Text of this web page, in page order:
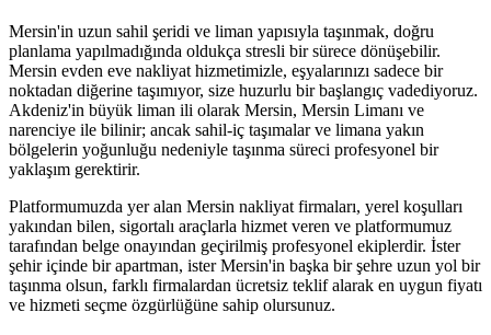
Mersin'in uzun sahil şeridi ve liman yapısıyla taşınmak, doğru
planlama yapılmadığında oldukça stresli bir sürece dönüşebilir.
Mersin evden eve nakliyat hizmetimizle, eşyalarınızı sadece bir
noktadan diğerine taşımıyor, size huzurlu bir başlangıç vadediyoruz.
Akdeniz'in büyük liman ili olarak Mersin, Mersin Limanı ve
narenciye ile bilinir; ancak sahil-iç taşımalar ve limana yakın
bölgelerin yoğunluğu nedeniyle taşınma süreci profesyonel bir
yaklaşım gerektirir.
Platformumuzda yer alan Mersin nakliyat firmaları, yerel koşulları
yakından bilen, sigortalı araçlarla hizmet veren ve platformumuz
tarafından belge onayından geçirilmiş profesyonel ekiplerdir. İster
şehir içinde bir apartman, ister Mersin'in başka bir şehre uzun yol bir
taşınma olsun, farklı firmalardan ücretsiz teklif alarak en uygun fiyatı
ve hizmeti seçme özgürlüğüne sahip olursunuz.